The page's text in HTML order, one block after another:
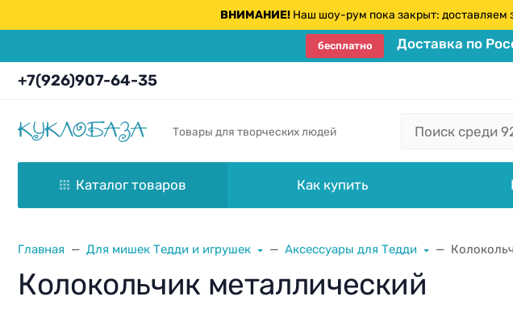
ВНИМАНИЕ!Наш шоу-рум пока закрыт: доставляем
бесплатно Доставка по
+7(926)907-64-35
Товары для творческих людей
Каталог товаров Как купить
Главная Для мишек Тедди и игрушек Аксессуары для Тедди
Колокольчик металлический